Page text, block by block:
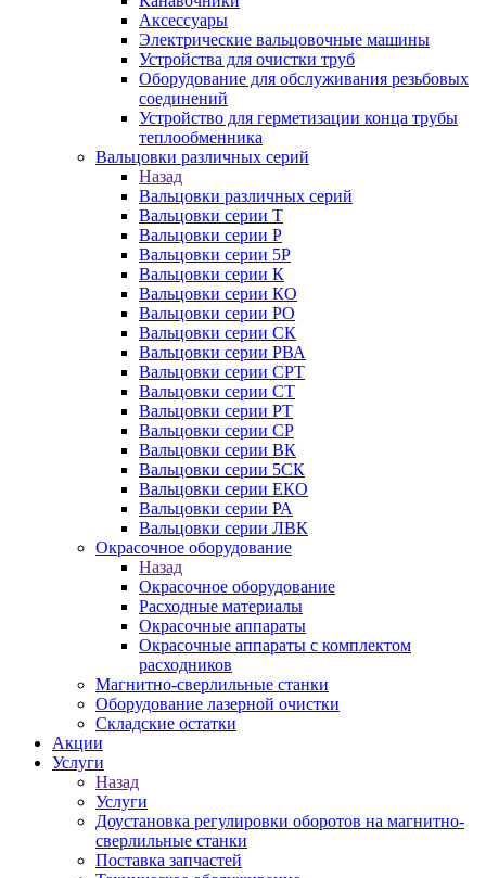
Аксессуары
Электрические вальцовочные машины
Устройства для очистки труб
Оборудование для обслуживания резьбовых
соединений
Устройство для герметизации конца трубы
теплообменника
Вальцовки различных серий
Назад
Вальцовки различных серий
Вальцовки серии Т
Вальцовки серии Р
Вальцовки серии 5Р
Вальцовки серии К
Вальцовки серии КО
Вальцовки серии РО
Вальцовки серии СК
Вальцовки серии РВА
Вальцовки серии СРТ
Вальцовки серии СТ
Вальцовки серии РТ
Вальцовки серии СР
Вальцовки серии ВК
Вальцовки серии 5СК
Вальцовки серии ЕКО
Вальцовки серии РА
Вальцовки серии ЛВК
Окрасочное оборудование
Назад
Окрасочное оборудование
Расходные материалы
Окрасочные аппараты
Окрасочные аппараты с комплектом
расходников
Магнитно-сверлильные станки
Оборудование лазерной очистки
Складские остатки
Акции
Услуги
Назад
Услуги
Доустановка регулировки оборотов на магнитно-
сверлильные станки
Поставка запчастей